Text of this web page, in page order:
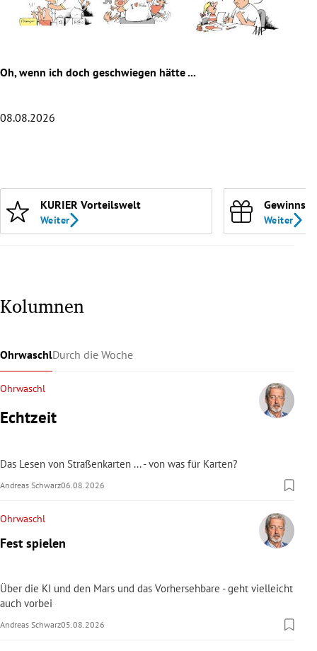
Untermenü
Untermenü
Untermenü
Untermenü
Oh, wenn ich doch geschwiegen hätte ...
08.08.2026
KURIER Vorteilswelt
Weiter Weiter
Kolumnen
OhrwaschlDurch die Woche
Ohrwaschl
Echtzeit
Das Lesen von Straßenkarten ... - von was für Karten?
Andreas Schwarz06.08.2026
Ohrwaschl
Fest spielen
Über die KI und den Mars und das Vorhersehbare - geht vielleicht
auch vorbei
Andreas Schwarz05.08.2026